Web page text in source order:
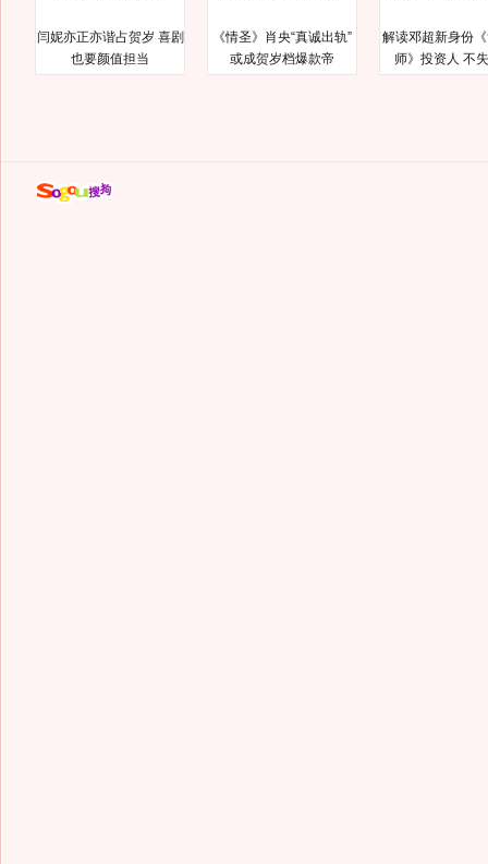
闫妮亦正亦谐占贺岁 喜剧
也要颜值担当
《情圣》肖央“真诚出轨”
或成贺岁档爆款帝
解读邓超新身份
师》投资人 不